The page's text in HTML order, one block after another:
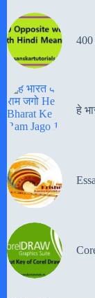
हे